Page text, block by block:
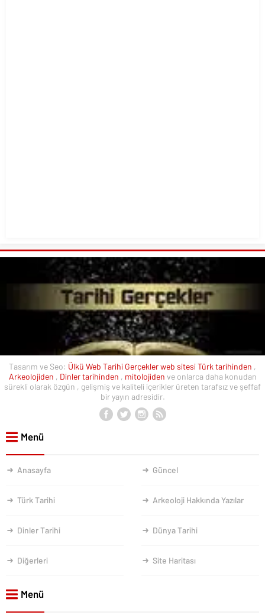
Tasarım ve Seo: Ülkü Web Tarihi Gerçekler web sitesiTürk tarihinden ,
Arkeolojiden , Dinler tarihinden , mitolojiden ve onlarca daha konudan
sürekli olarak özgün , gelişmiş ve kaliteli içerikler üreten tarafsız ve şeffaf
bir yayın adresidir.
Menü
Anasayfa Güncel
Türk Tarihi Arkeoloji Hakkında Yazılar
Dinler Tarihi Dünya Tarihi
Diğerleri Site Haritası
Menü